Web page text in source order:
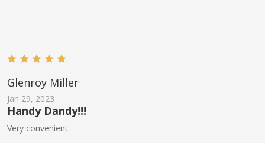
Glenroy Miller
Jan 29, 2023
Handy Dandy!!!
Very convenient.